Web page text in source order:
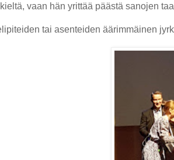
vaan hän yrittää päästä sanojen
tai asenteiden äärimmäinen